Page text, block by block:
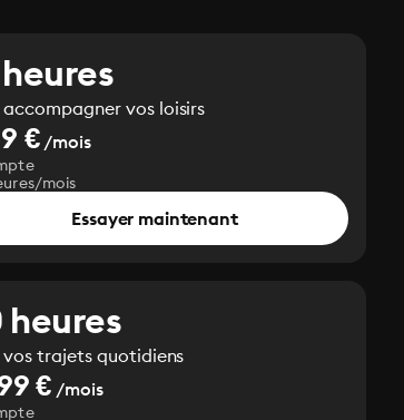
accompagner vos loisirs
€/mois
mois
Essayer maintenant
heures
vos trajets quotidiens
€ /mois